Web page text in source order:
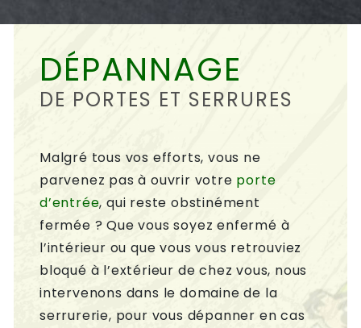
DÉPANNAGE
DE PORTES ET SERRURES
Malgré tous vos efforts, vous ne
parvenez pas à ouvrir votre porte
d’entrée, qui reste obstinément
fermée ? Que vous soyez enfermé à
l’intérieur ou que vous vous retrouviez
bloqué à l’extérieur de chez vous, nous
intervenons dans le domaine de la
serrurerie, pour vous dépanner en cas